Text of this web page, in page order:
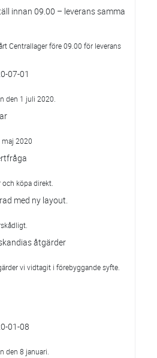
innan 09.00 – leverans samma
Centrallager före 09.00 för leverans
07-01
den 1 juli 2020.
maj 2020
köpa direkt.
med ny layout.
åtgärder
vi vidtagit i förebyggande syfte.
01-08
den 8 januari.